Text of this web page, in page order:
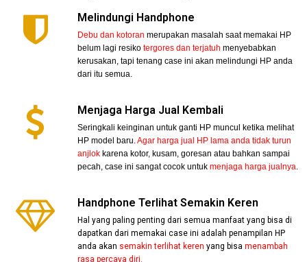
Melindungi Handphone
Debu dan kotoran merupakan masalah saat memakai HP
belum lagi resiko tergores dan terjatuh menyebabkan
kerusakan, tapi tenang case ini akan melindungi HP anda
dari itu semua.
Menjaga Harga Jual Kembali
Seringkali keinginan untuk ganti HP muncul ketika melihat
HP model baru.Agar harga jual HP lama anda tidak turun
anjlok karena kotor, kusam, goresan atau bahkan sampai
pecah, case ini sangat cocok untukmenjaga harga jualnya.
Handphone Terlihat Semakin Keren
Hal yang paling penting dari semua manfaat yang bisa di
dapatkan dari memakai case ini adalah penampilan HP
anda akan semakin terlihat keren yang bisamenambah
rasa percaya diri.